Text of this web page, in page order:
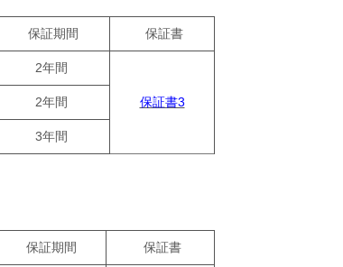
保証期間 保証書
2年間
保証書3
2年間
3年間
保証期間 保証書